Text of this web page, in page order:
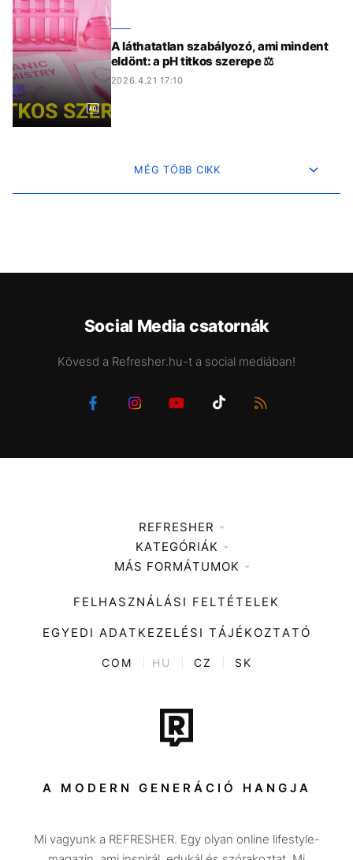
A láthatatlan szabályozó, ami mindent
eldönt: a pH titkos szerepe ⚖️
2026.4.21 17:10
MÉG TÖBB CIKK
Social Media csatornák
Kövesd a Refresher.hu-t a social mediában!
REFRESHER
Médiaajánlat
KATEGÓRIÁK
Zene
Divat
Kultúra
ENTR
Tech-Tudomány
Sport
Társadalom
Utazás
MÁS FORMÁTUMOK
FELHASZNÁLÁSI FELTÉTELEK
EGYEDI ADATKEZELÉSI TÁJÉKOZTATÓ
COM HU CZ SK
A MODERN GENERÁCIÓ HANGJA
Mi vagyunk a REFRESHER. Egy olyan online lifestyle-